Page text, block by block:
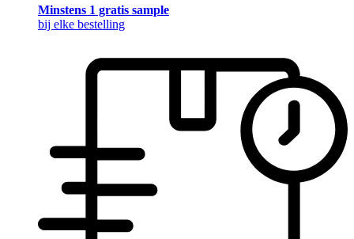
Minstens 1 gratis sample
bij elke bestelling